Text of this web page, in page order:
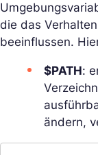
die das
beeinflussen.
$PATH:
ändern,